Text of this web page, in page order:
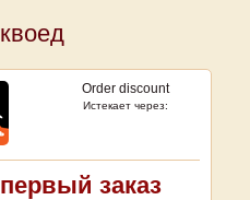
Order discount
Истекает через:
заказ